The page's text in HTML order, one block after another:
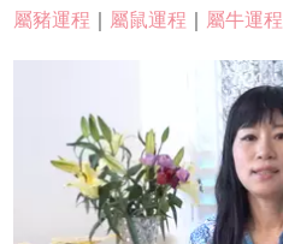
屬豬運程
屬鼠運程 屬牛運程